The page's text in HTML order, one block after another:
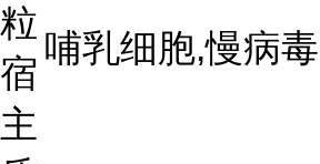
粒
宿
主
哺乳细胞,慢病毒